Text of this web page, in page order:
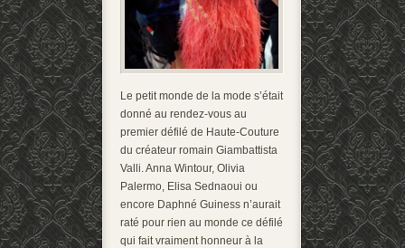
Le petit monde de la mode s’était
donné au rendez-vous au
premier défilé de Haute-Couture
du créateur romain Giambattista
Valli. Anna Wintour, Olivia
Palermo, Elisa Sednaoui ou
encore Daphné Guiness n’aurait
raté pour rien au monde ce défilé
qui fait vraiment honneur à la